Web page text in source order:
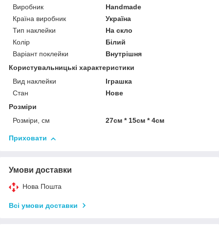
Виробник
Handmade
Країна виробник
Україна
Тип наклейки
На скло
Колір
Білий
Варіант поклейки
Внутрішня
Користувальницькі характеристики
Вид наклейки
Іграшка
Стан
Нове
Розміри
Розміри, см
27см * 15см * 4см
Приховати
Умови доставки
Нова Пошта
Всі умови доставки